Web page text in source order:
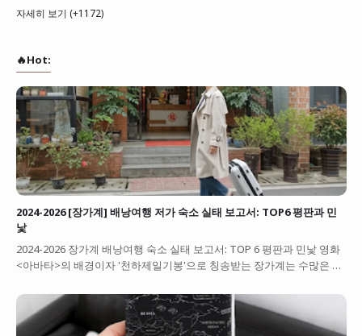
자세히 보기 (+1172)
🔥Hot:
2024-2026 [장가계] 배낭여행 저가 숙소 실태 보고서: TOP6 평판과 민
낯
2024-2026 장가계 배낭여행 숙소 실태 보고서: TOP 6 평판과 민낯 영화
<아바타>의 배경이자 '천하제일기봉'으로 칭송받는 장가계는 수많은 …